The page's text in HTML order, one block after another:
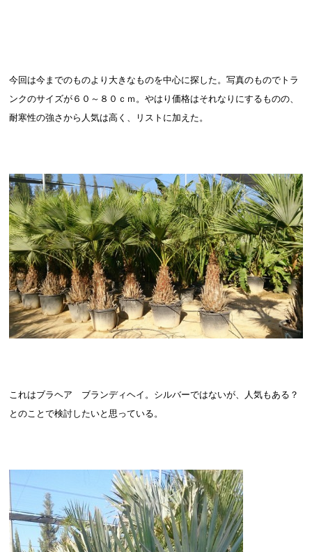
今回は今までのものより大きなものを中心に探した。写真のものでトラ
ンクのサイズが６０～８０ｃｍ。やはり価格はそれなりにするものの、
耐寒性の強さから人気は高く、リストに加えた。
これはブラヘア ブランディヘイ。シルバーではないが、人気もある？
とのことで検討したいと思っている。